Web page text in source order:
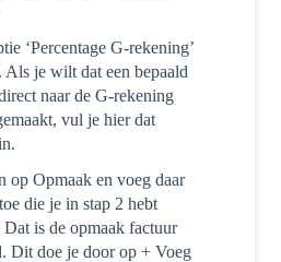
‘Percentage G-rekening’
Als je wilt dat een bepaald
naar de G-rekening
vul je hier dat
op Opmaak en voeg daar
die je in stap 2 hebt
Dat is de opmaak factuur
Dit doe je door op + Voeg